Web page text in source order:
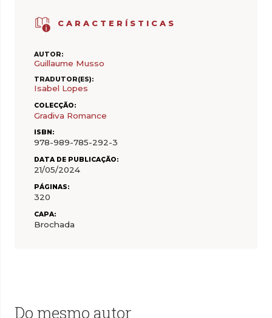
CARACTERÍSTICAS
AUTOR:
Guillaume Musso
TRADUTOR(ES):
Isabel Lopes
COLECÇÃO:
Gradiva Romance
ISBN:
978-989-785-292-3
DATA DE PUBLICAÇÃO:
21/05/2024
PÁGINAS:
320
CAPA:
Brochada
Do mesmo autor